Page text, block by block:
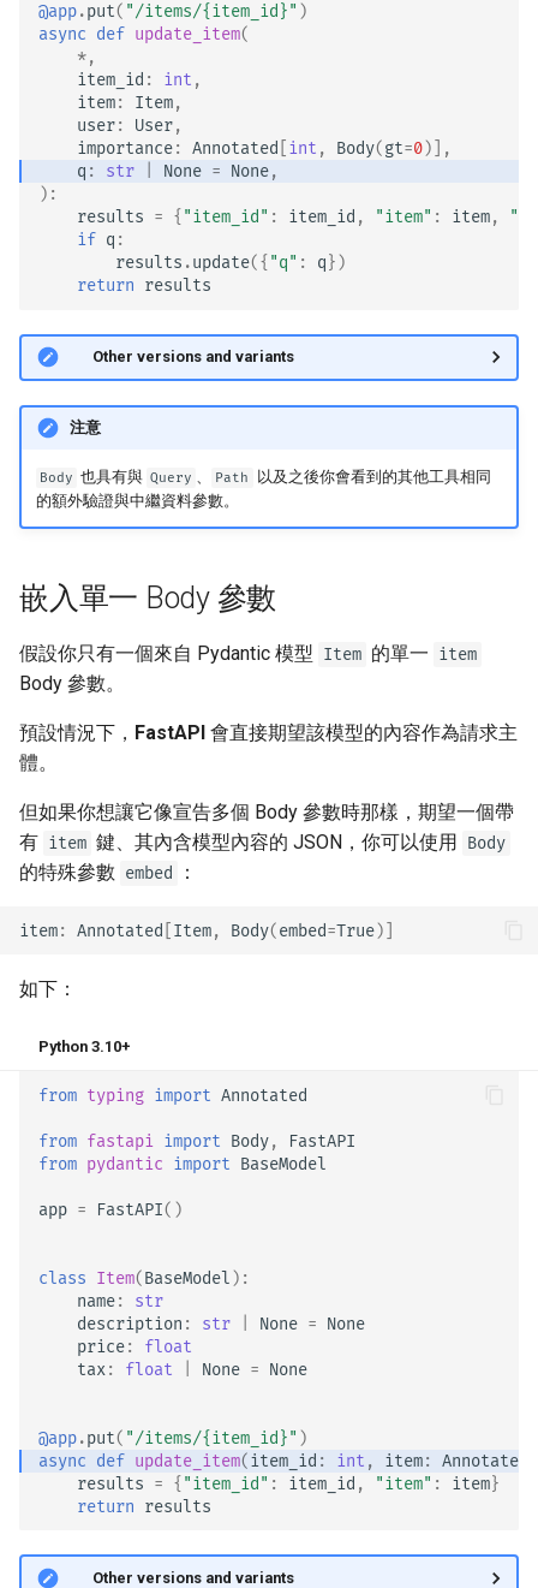
@app.put( "/items/{item_id}" )
async def update_item(
*,
item_id : int ,
item: Item,
user: User,
importance: Annotated int , Body(gt=0)],
q : str None = None,
):
results = { "item_id" : item_id , "item" : item,
if q :
results .update({ "q" : q })
return results
🤓 Other versions and variants
注意
Body 也具有與 Query Path
以及之後你會看到的其他工具相同
的額外驗證與中繼資料參數。
嵌入單一 Body 參數
假設你只有一個來自 Pydantic 模型 Item 的單一 item
Body 參數。
預設情況下， FastAPI 會直接期望該模型的內容作為請求主
體。
但如果你想讓它像宣告多個 Body 參數時那樣，期望一個帶
有 item 鍵、其內含模型內容的 JSON，你可以使用 Body
的特殊參數 embed ：
item: Annotated Item, Body(embed=True)]
如下：
Python 3.10+
from typing import Annotated
from fastapi import Body,
FastAPI
from pydantic import BaseModel
app = FastAPI()
class Item(BaseModel ):
name:
str
description : str None = None
price:
float
tax: float None = None
@app.put( "/items/{item_id}" )
async def update_item(item_id : int , item: Annotated
results = { "item_id" : item_id , "item" : item}
return results
🤓 Other versions and variants